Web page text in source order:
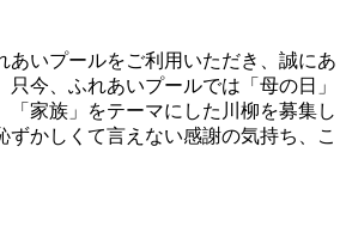
あいプールをご利用いただき、誠にあ
只今、ふれあいプールでは「母の日」
「家族」をテーマにした川柳を募集し
ずかしくて言えない感謝の気持ち、こ